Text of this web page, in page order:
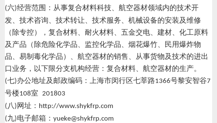
(六)经营范围：从事复合材料科技、航空器材领域内的技术开
发、技术咨询、技术转让、技术服务、机械设备的安装及维修
（除专控），复合材料、耐火材料、五金交电、建材、化工原料
及产品（除危险化学品、监控化学品、烟花爆竹、民用爆炸物
品、易制毒化学品）、航空器材的销售、从事货物及技术的进出
口业务，以下限分支机构经营：复合材料、航空器材的生产。
(七)办公地址及邮政编码：上海市闵行区七莘路1366号黎安智谷7
号楼108室 201803
( 八 ) 网址： http://www.shykfrp.com
(九)电子邮箱： yueke@shykfrp.com